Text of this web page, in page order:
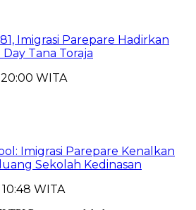
Imigrasi Parepare Hadirkan
Tana Toraja
WITA
Imigrasi Parepare Kenalkan
Sekolah Kedinasan
WITA